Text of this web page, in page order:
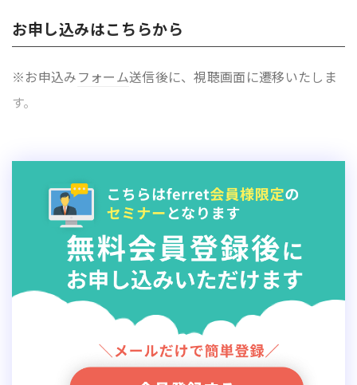
お申し込みはこちらから
※お申込みフォーム送信後に、視聴画面に遷移いたしま
す。